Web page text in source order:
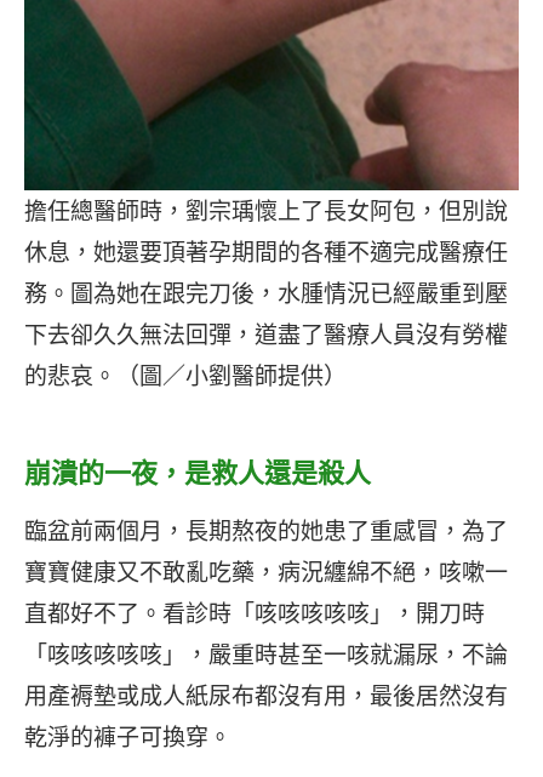
擔任總醫師時，劉宗瑀懷上了長女阿包，但別說
休息，她還要頂著孕期間的各種不適完成醫療任
務。圖為她在跟完刀後，水腫情況已經嚴重到壓
下去卻久久無法回彈，道盡了醫療人員沒有勞權
的悲哀。（圖／小劉醫師提供）
崩潰的一夜，是救人還是殺人
臨盆前兩個月，長期熬夜的她患了重感冒，為了
寶寶健康又不敢亂吃藥，病況纏綿不絕，咳嗽一
直都好不了。看診時「咳咳咳咳咳」，開刀時
「咳咳咳咳咳」，嚴重時甚至一咳就漏尿，不論
用產褥墊或成人紙尿布都沒有用，最後居然沒有
乾淨的褲子可換穿。